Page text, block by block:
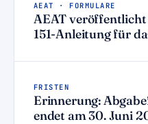
AEAT · FORMULARE
AEAT
151-Anleitung für
FRISTEN
Erinnerung:
endet am 30. Juni